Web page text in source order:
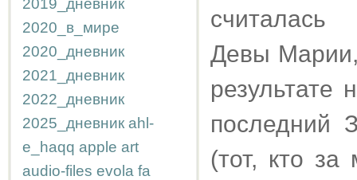
2019_дневник
2020_в_мире
2020_дневник
2021_дневник
2022_дневник
2025_дневник ahl-
e_haqq apple art
audio-files evola fa
считалась
Девы Марии,
результате
последний
(тот, кто